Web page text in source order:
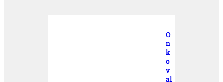
O
n
k
o
v
al